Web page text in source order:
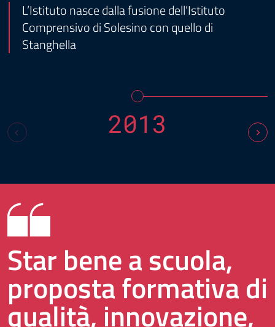
L’Istituto nasce dalla fusione dell’Istituto
Comprensivo di Solesino con quello di
Stanghella
2013
Star bene a scuola,
proposta formativa di
qualità, innovazione,